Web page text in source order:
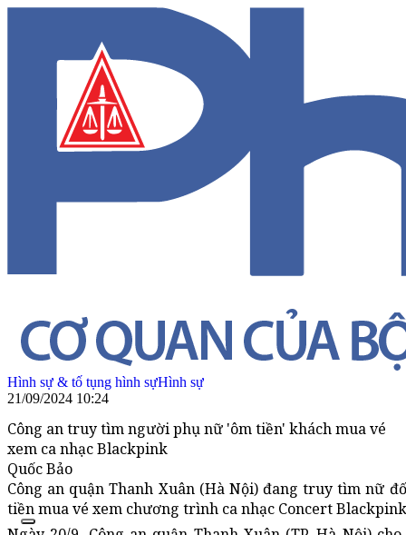
Hình sự & tố tụng hình sựHình sự
21/09/2024 10:24
Công an truy tìm người phụ nữ 'ôm tiền' khách mua vé
xem ca nhạc Blackpink
Quốc Bảo
Công an quận Thanh Xuân (Hà Nội) đang truy tìm nữ
tiền mua vé xem chương trình ca nhạc Concert